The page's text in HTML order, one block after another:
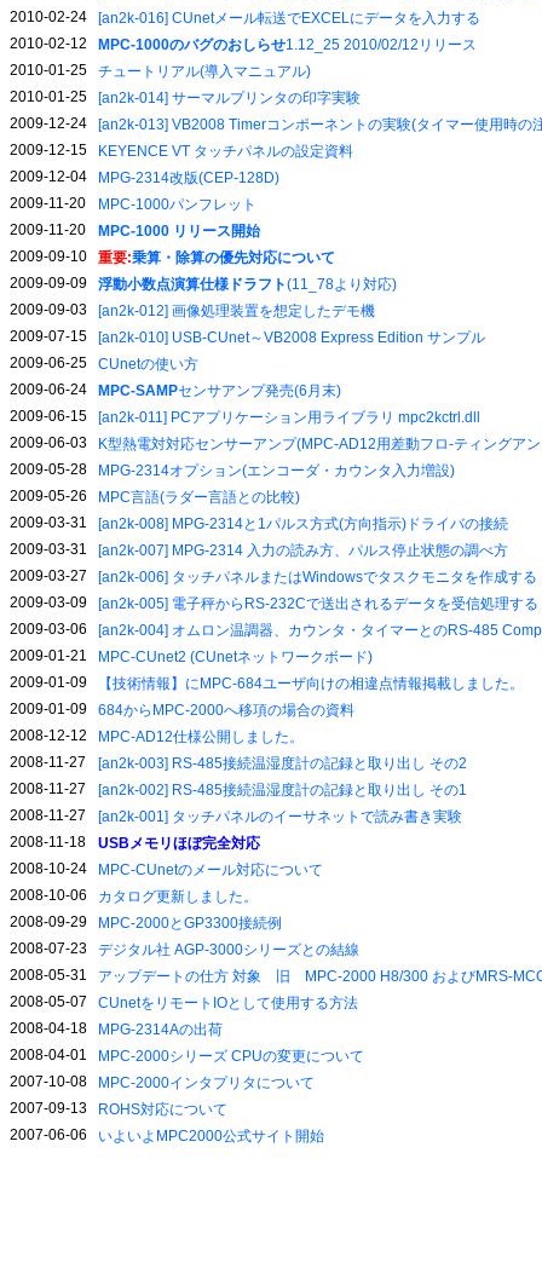
2010-02-24
[an2k-016] CUnetメール転送でEXCELにデータを入力する
2010-02-12
MPC-1000のバグのおしらせ1.12_25 2010/02/12リリース
2010-01-25
チュートリアル(導入マニュアル)
2010-01-25
[an2k-014] サーマルプリンタの印字実験
2009-12-24
[an2k-013] VB2008 Timerコンポーネントの実験(タイマー使用時の
2009-12-15
KEYENCE VT タッチパネルの設定資料
2009-12-04
MPG-2314改版(CEP-128D)
2009-11-20
MPC-1000パンフレット
2009-11-20
MPC-1000 リリース開始
2009-09-10
重要:乗算・除算の優先対応について
2009-09-09
浮動小数点演算仕様ドラフト(11_78より対応)
2009-09-03
[an2k-012] 画像処理装置を想定したデモ機
2009-07-15
[an2k-010] USB-CUnet～VB2008 Express Edition サンプル
2009-06-25
CUnetの使い方
2009-06-24
MPC-SAMPセンサアンプ発売(6月末)
2009-06-15
[an2k-011] PCアプリケーション用ライブラリ mpc2kctrl.dll
2009-06-03
K型熱電対対応センサーアンプ(MPC-AD12用差動フロ-ティングア
2009-05-28
MPG-2314オプション(エンコーダ・カウンタ入力増設)
2009-05-26
MPC言語(ラダー言語との比較)
2009-03-31
[an2k-008] MPG-2314と1パルス方式(方向指示)ドライバの接続
2009-03-31
[an2k-007] MPG-2314 入力の読み方、パルス停止状態の調べ方
2009-03-27
[an2k-006] タッチパネルまたはWindowsでタスクモニタを作成する
2009-03-09
[an2k-005] 電子秤からRS-232Cで送出されるデータを受信処理する
2009-03-06
[an2k-004] オムロン温調器、カウンタ・タイマーとのRS-485
2009-01-21
MPC-CUnet2 (CUnetネットワークボード)
2009-01-09
【技術情報】にMPC-684ユーザ向けの相違点情報掲載しました。
2009-01-09
684からMPC-2000へ移項の場合の資料
2008-12-12
MPC-AD12仕様公開しました。
2008-11-27
[an2k-003] RS-485接続温湿度計の記録と取り出し その2
2008-11-27
[an2k-002] RS-485接続温湿度計の記録と取り出し その1
2008-11-27
[an2k-001] タッチパネルのイーサネットで読み書き実験
2008-11-18
USBメモリほぼ完全対応
2008-10-24
MPC-CUnetのメール対応について
2008-10-06
カタログ更新しました。
2008-09-29
MPC-2000とGP3300接続例
2008-07-23
デジタル社 AGP-3000シリーズとの結線
2008-05-31
アップデートの仕方 対象 旧 MPC-2000 H8/300 およびMRS-
2008-05-07
CUnetをリモートIOとして使用する方法
2008-04-18
MPG-2314Aの出荷
2008-04-01
MPC-2000シリーズ CPUの変更について
2007-10-08
MPC-2000インタプリタについて
2007-09-13
ROHS対応について
2007-06-06
いよいよMPC2000公式サイト開始